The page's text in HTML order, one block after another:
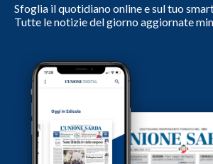
Sfoglia il quotidiano online e sul tuo
Tutte le notizie del giorno aggiornate